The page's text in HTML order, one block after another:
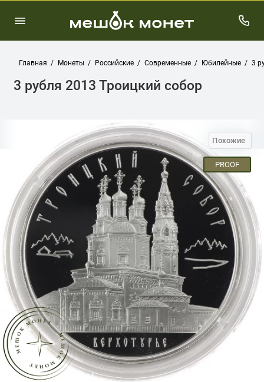
Главная Монеты Российские Современные Юбилейные 3
3 рубля 2013 Троицкий собор
Похожие
PROOF